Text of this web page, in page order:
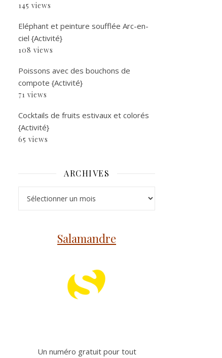
145 views
Eléphant et peinture soufflée Arc-en-
ciel {Activité}
108 views
Poissons avec des bouchons de
compote {Activité}
71 views
Cocktails de fruits estivaux et colorés
{Activité}
65 views
ARCHIVES
Salamandre
Un numéro gratuit pour tout